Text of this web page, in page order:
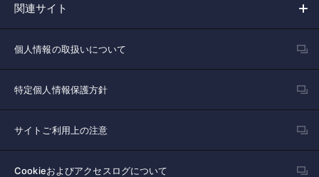
関連サイト
個人情報の取扱いについて
特定個人情報保護方針
サイトご利用上の注意
Cookieおよびアクセスログについて